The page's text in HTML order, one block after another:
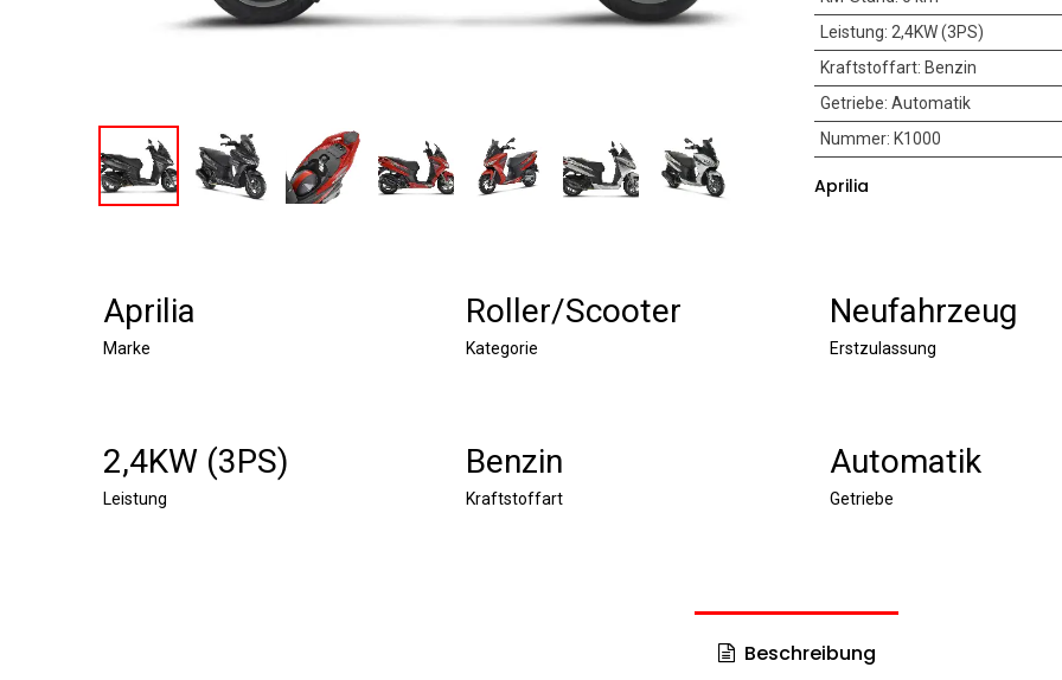
Leistung: 2,4KW (3PS)
Kraftstoffart: Benzin
Getriebe: Automatik
Nummer: K1000
Aprilia
Aprilia
Marke
Roller/Scooter
Kategorie
Neufahrzeug
Erstzulassung
2,4KW (3PS)
Leistung
Benzin
Kraftstoffart
Automatik
Getriebe
Beschreibung